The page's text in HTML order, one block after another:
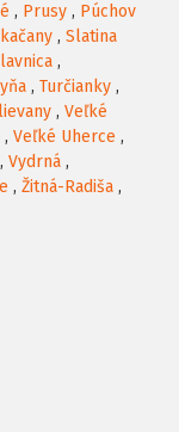
, Prusy , Púchov
, Slatina
,
, Turčianky ,
, Veľké
, Veľké Uherce ,
, Vydrná ,
, Žitná-Radiša ,